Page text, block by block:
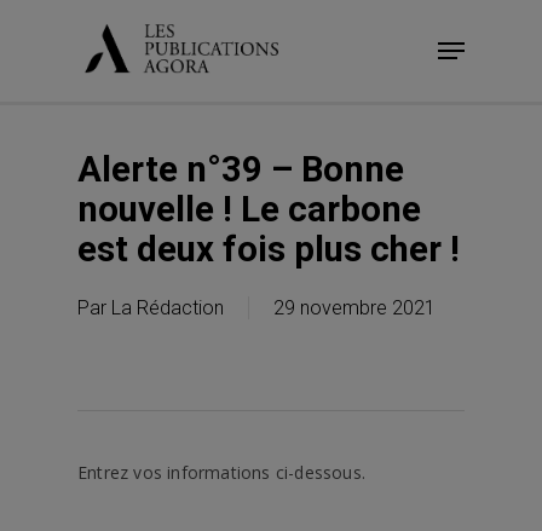
Menu
Alerte n°39 – Bonne
nouvelle ! Le carbone
est deux fois plus cher !
Par La Rédaction 29 novembre 2021
Entrez vos informations ci-dessous.